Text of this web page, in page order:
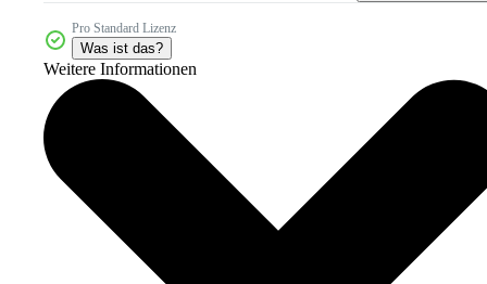
Pro Standard Lizenz
Was ist das?
Weitere Informationen